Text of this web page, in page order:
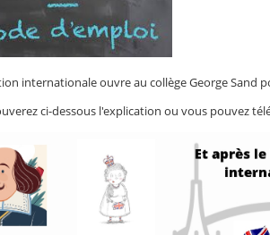
internationale ouvre au collège George Sand
ci-dessous l'explication ou vous pouvez